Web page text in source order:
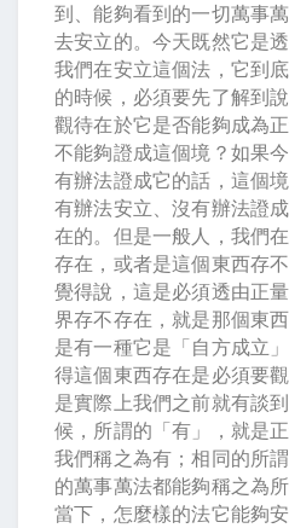
到、能夠看到的一切萬事
去安立的。今天既然它是
我們在安立這個法，它到
的時候，必須要先了解到
觀待在於它是否能夠成為
不能夠證成這個境？如果
有辦法證成它的話，這個
有辦法安立、沒有辦法證
在的。但是一般人，我們
存在，或者是這個東西存
覺得說，這是必須透由正
界存不存在，就是那個東
是有一種它是「自方成立
得這個東西存在是必須要
是實際上我們之前就有談
候，所謂的「有」，就是
我們稱之為有；相同的所
的萬事萬法都能夠稱之為
當下，怎麼樣的法它能夠